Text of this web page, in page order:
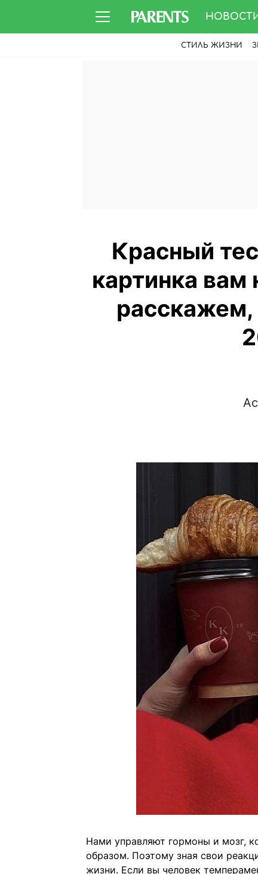
СТИЛЬ ЖИЗНИ
Красный
картинка
расскажем,
Нами управляют гормоны и мозг,
образом. Поэтому зная свои
жизни. Если вы человек